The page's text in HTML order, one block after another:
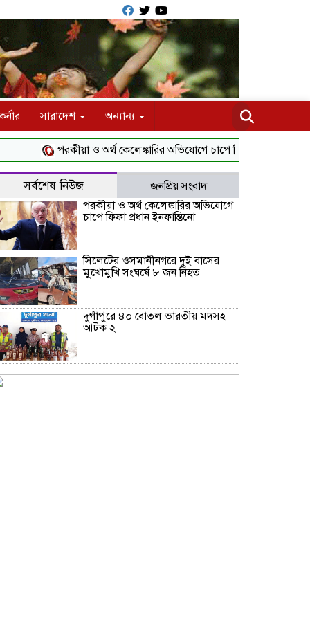
সারাদেশ অন্যান্য
পরকীয়া ও অর্থ কেলেঙ্কারির অভিযোগে চাপে ফিফা প্রধান ইনফান্তিনো
সর্বশেষ নিউজ
জনপ্রিয় সংবাদ
পরকীয়া ও অর্থ কেলেঙ্কারির অভিযোগে
চাপে ফিফা প্রধান ইনফান্তিনো
সিলেটের ওসমানীনগরে দুই বাসের
মুখোমুখি সংঘর্ষে ৮ জন নিহত
দুর্গাপুরে ৪০ বোতল ভারতীয় মদসহ
আটক ২
নোয়াখালীতে সিএনজিতে ১১ কেজি